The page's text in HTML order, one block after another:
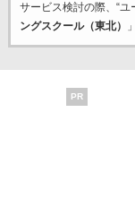
サービス検討の際、“ユ
ングスクール（東北）
PR